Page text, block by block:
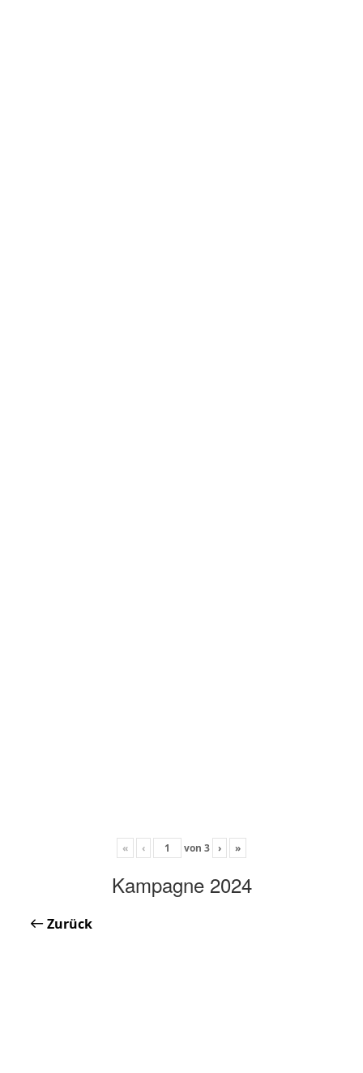
« ‹ von 3 › »
Kampagne 2024
Zurück